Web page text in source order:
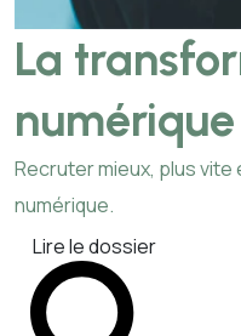
La
numérique
Recruter mieux, plus
numérique.
Lire le dossier